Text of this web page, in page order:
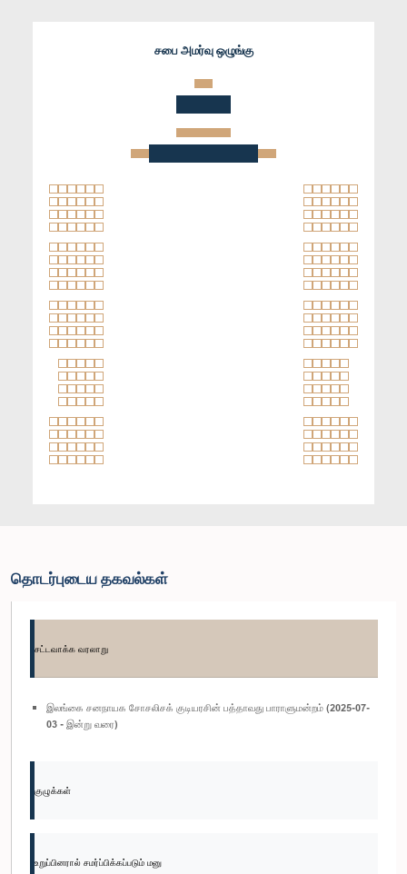
சபை அமர்வு ஒழுங்கு
தொடர்புடைய தகவல்கள்
சட்டவாக்க வரலாறு
இலங்கை சனநாயக சோசலிசக் குடியரசின் பத்தாவது பாராளுமன்றம் (2025-07-
03 - இன்று வரை)
குழுக்கள்
உறுப்பினரால் சமர்ப்பிக்கப்படும் மனு